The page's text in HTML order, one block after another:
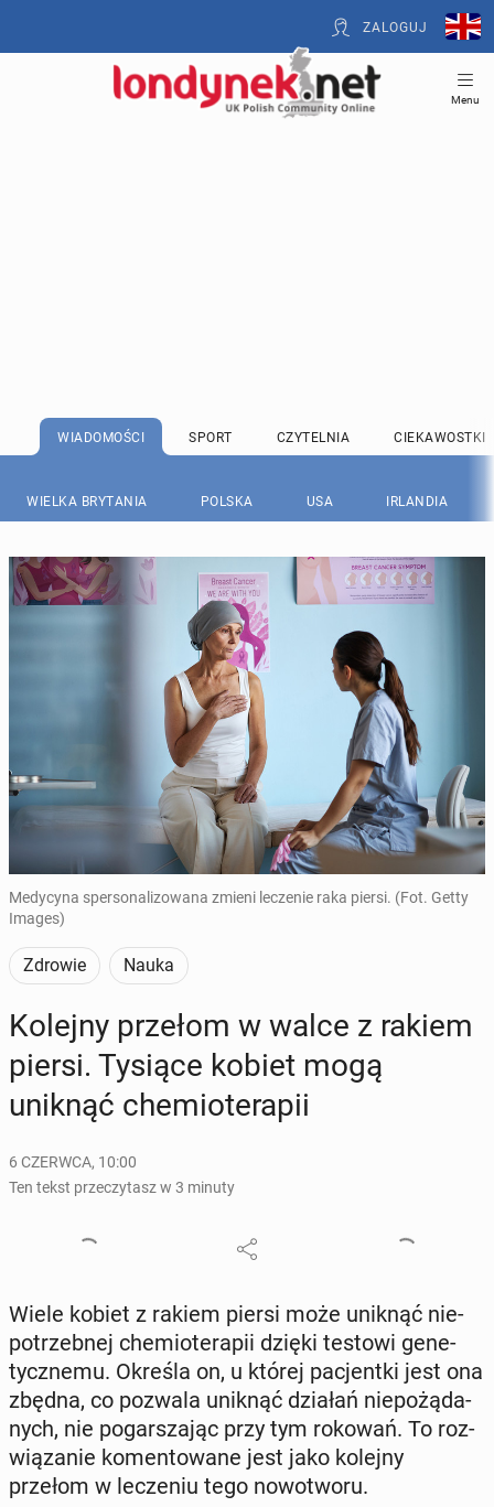
ZALOGUJ
Menu
WIADOMOŚCI SPORT CZYTELNIA CIEKAWOSTKI
WIELKA BRYTANIA POLSKA USA IRLANDIA
Medycyna spersonalizowana zmieni leczenie raka piersi. (Fot. Getty
Images)
Zdrowie Nauka
Kolejny przełom w walce z rakiem
piersi. Tysiące kobiet mogą
uniknąć che­mio­te­ra­pii
6 CZERWCA, 10:00
Ten tekst przeczytasz w 3 minuty
Wiele kobiet z rakiem piersi może uniknąć nie­
po­trzeb­nej che­mio­te­ra­pii dzięki testowi ge­ne­
tycz­ne­mu. Określa on, u której pa­cjent­ki jest ona
zbędna, co pozwala uniknąć działań nie­po­żą­da­
nych, nie po­gar­sza­jąc przy tym rokowań. To roz­
wią­za­nie ko­men­to­wa­ne jest jako kolejny
przełom w le­cze­niu tego no­wo­two­ru.